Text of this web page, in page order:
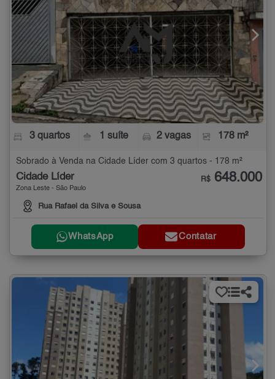
3 quartos 1 suíte 2 vagas 178 m²
Sobrado à Venda na Cidade Líder com 3 quartos - 178 m²
Cidade Líder
Zona Leste - São Paulo
Rua Rafael da Silva e Sousa
R$ 648.000
WhatsApp Contatar